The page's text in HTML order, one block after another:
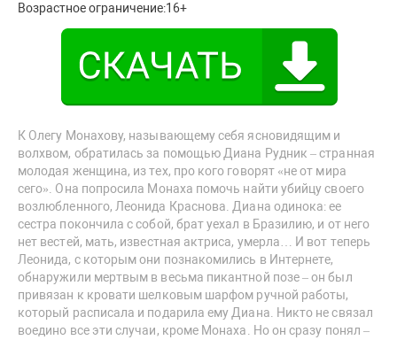
Возрастное ограничение:16+
К Олегу Монахову, называющему себя ясновидящим и
волхвом, обратилась за помощью Диана Рудник – странная
молодая женщина, из тех, про кого говорят «не от мира
сего». Она попросила Монаха помочь найти убийцу своего
возлюбленного, Леонида Краснова. Диана одинока: ее
сестра покончила с собой, брат уехал в Бразилию, и от него
нет вестей, мать, известная актриса, умерла… И вот теперь
Леонида, с которым они познакомились в Интернете,
обнаружили мертвым в весьма пикантной позе – он был
привязан к кровати шелковым шарфом ручной работы,
который расписала и подарила ему Диана. Никто не связал
воедино все эти случаи, кроме Монаха. Но он сразу понял –